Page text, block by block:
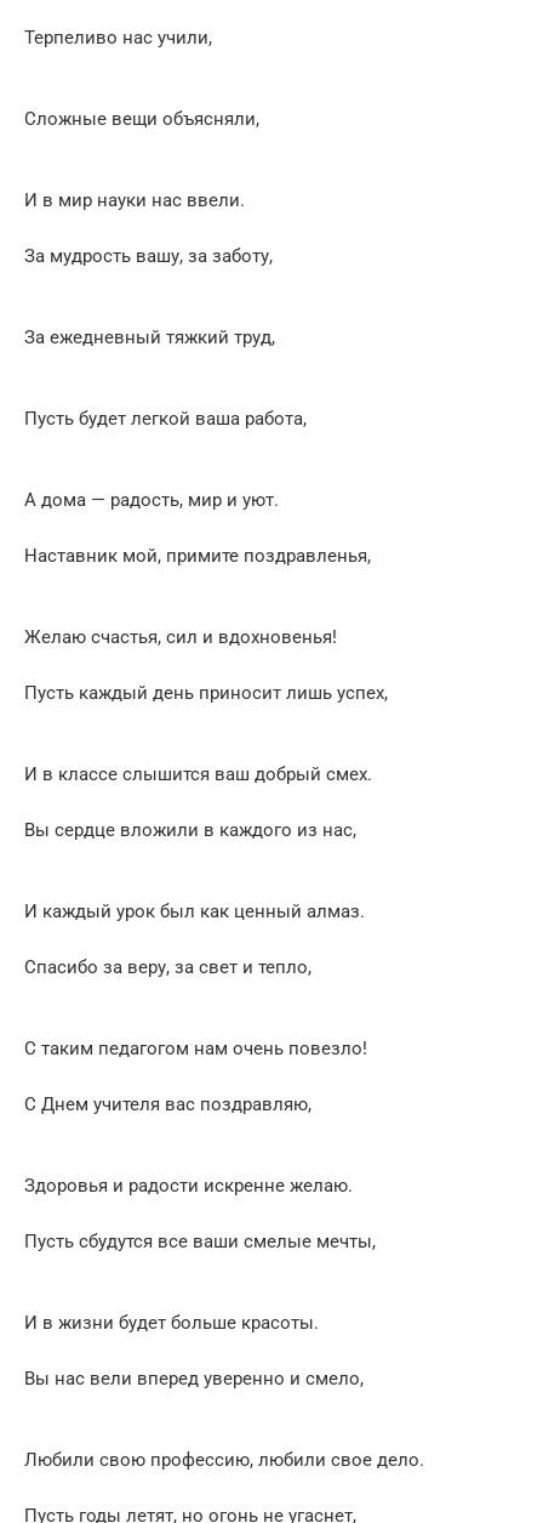
Терпеливо нас учили,
Сложные вещи объясняли,
И в мир науки нас ввели.
За мудрость вашу, за заботу,
За ежедневный тяжкий труд,
Пусть будет легкой ваша работа,
А дома — радость, мир и уют.
Наставник мой, примите поздравленья,
Желаю счастья, сил и вдохновенья!
Пусть каждый день приносит лишь успех,
И в классе слышится ваш добрый смех.
Вы сердце вложили в каждого из нас,
И каждый урок был как ценный алмаз.
Спасибо за веру, за свет и тепло,
С таким педагогом нам очень повезло!
С Днем учителя вас поздравляю,
Здоровья и радости искренне желаю.
Пусть сбудутся все ваши смелые мечты,
И в жизни будет больше красоты.
Вы нас вели вперед уверенно и смело,
Любили свою профессию, любили свое дело.
Пусть годы летят, но огонь не угаснет,